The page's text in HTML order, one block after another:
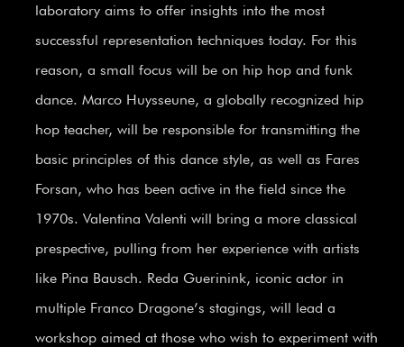
laboratory aims to offer insights into the most
successful representation techniques today. For this
reason, a small focus will be on hip hop and funk
dance. Marco Huysseune, a globally recognized hip
hop teacher, will be responsible for transmitting the
basic principles of this dance style, as well as Fares
Forsan, who has been active in the field since the
1970s. Valentina Valenti will bring a more classical
prespective, pulling from her experience with artists
like Pina Bausch. Reda Guerinink, iconic actor in
multiple Franco Dragone’s stagings, will lead a
workshop aimed at those who wish to experiment with